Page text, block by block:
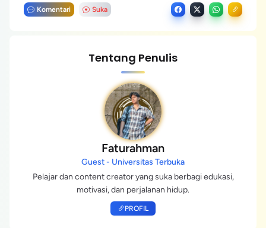
Komentari Suka
Tentang Penulis
Faturahman
Guest - Universitas Terbuka
Pelajar dan content creator yang suka berbagi edukasi,
motivasi, dan perjalanan hidup.
PROFIL